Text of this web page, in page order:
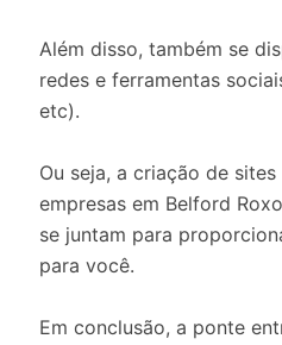
Além disso, também se
redes e ferramentas
etc).
Ou seja, a criação de
empresas em Belford
se juntam para
para você.
Em conclusão, a ponte